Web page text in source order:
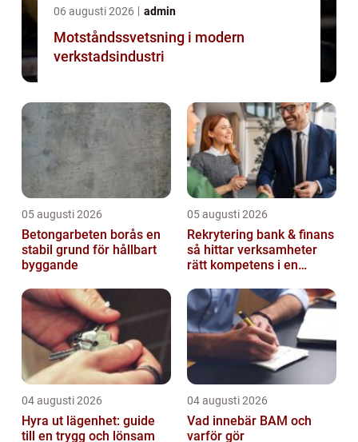
06 augusti 2026 admin
Motståndssvetsning i modern
verkstadsindustri
05 augusti 2026
Betongarbeten borås en
stabil grund för hållbart
byggande
05 augusti 2026
Rekrytering bank & finans
så hittar verksamheter
rätt kompetens i en
04 augusti 2026
Hyra ut lägenhet: guide
till en trygg och lönsam
04 augusti 2026
Vad innebär BAM och
varför gör